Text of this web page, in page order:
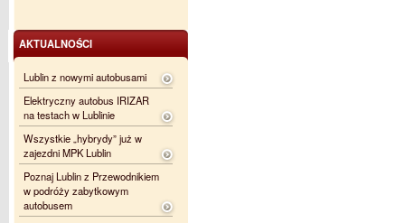
AKTUALNOŚCI
Lublin z nowymi autobusami
Elektryczny autobus IRIZAR
na testach w Lublinie
Wszystkie „hybrydy” już w
zajezdni MPK Lublin
Poznaj Lublin z Przewodnikiem
w podróży zabytkowym
autobusem